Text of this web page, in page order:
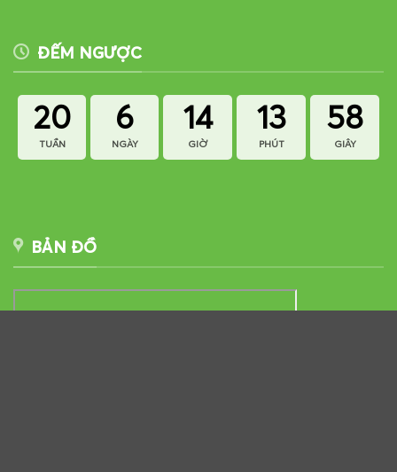
ĐẾM NGƯỢC
20
TUẦN
6
NGÀY
14
GIỜ
13
PHÚT
57
GIÂY
BẢN ĐỒ